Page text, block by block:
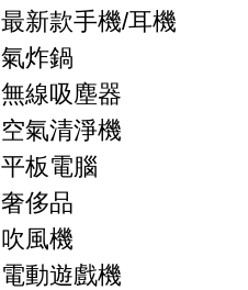
最新款手機/耳機
氣炸鍋
無線吸塵器
空氣清淨機
平板電腦
奢侈品
吹風機
電動遊戲機